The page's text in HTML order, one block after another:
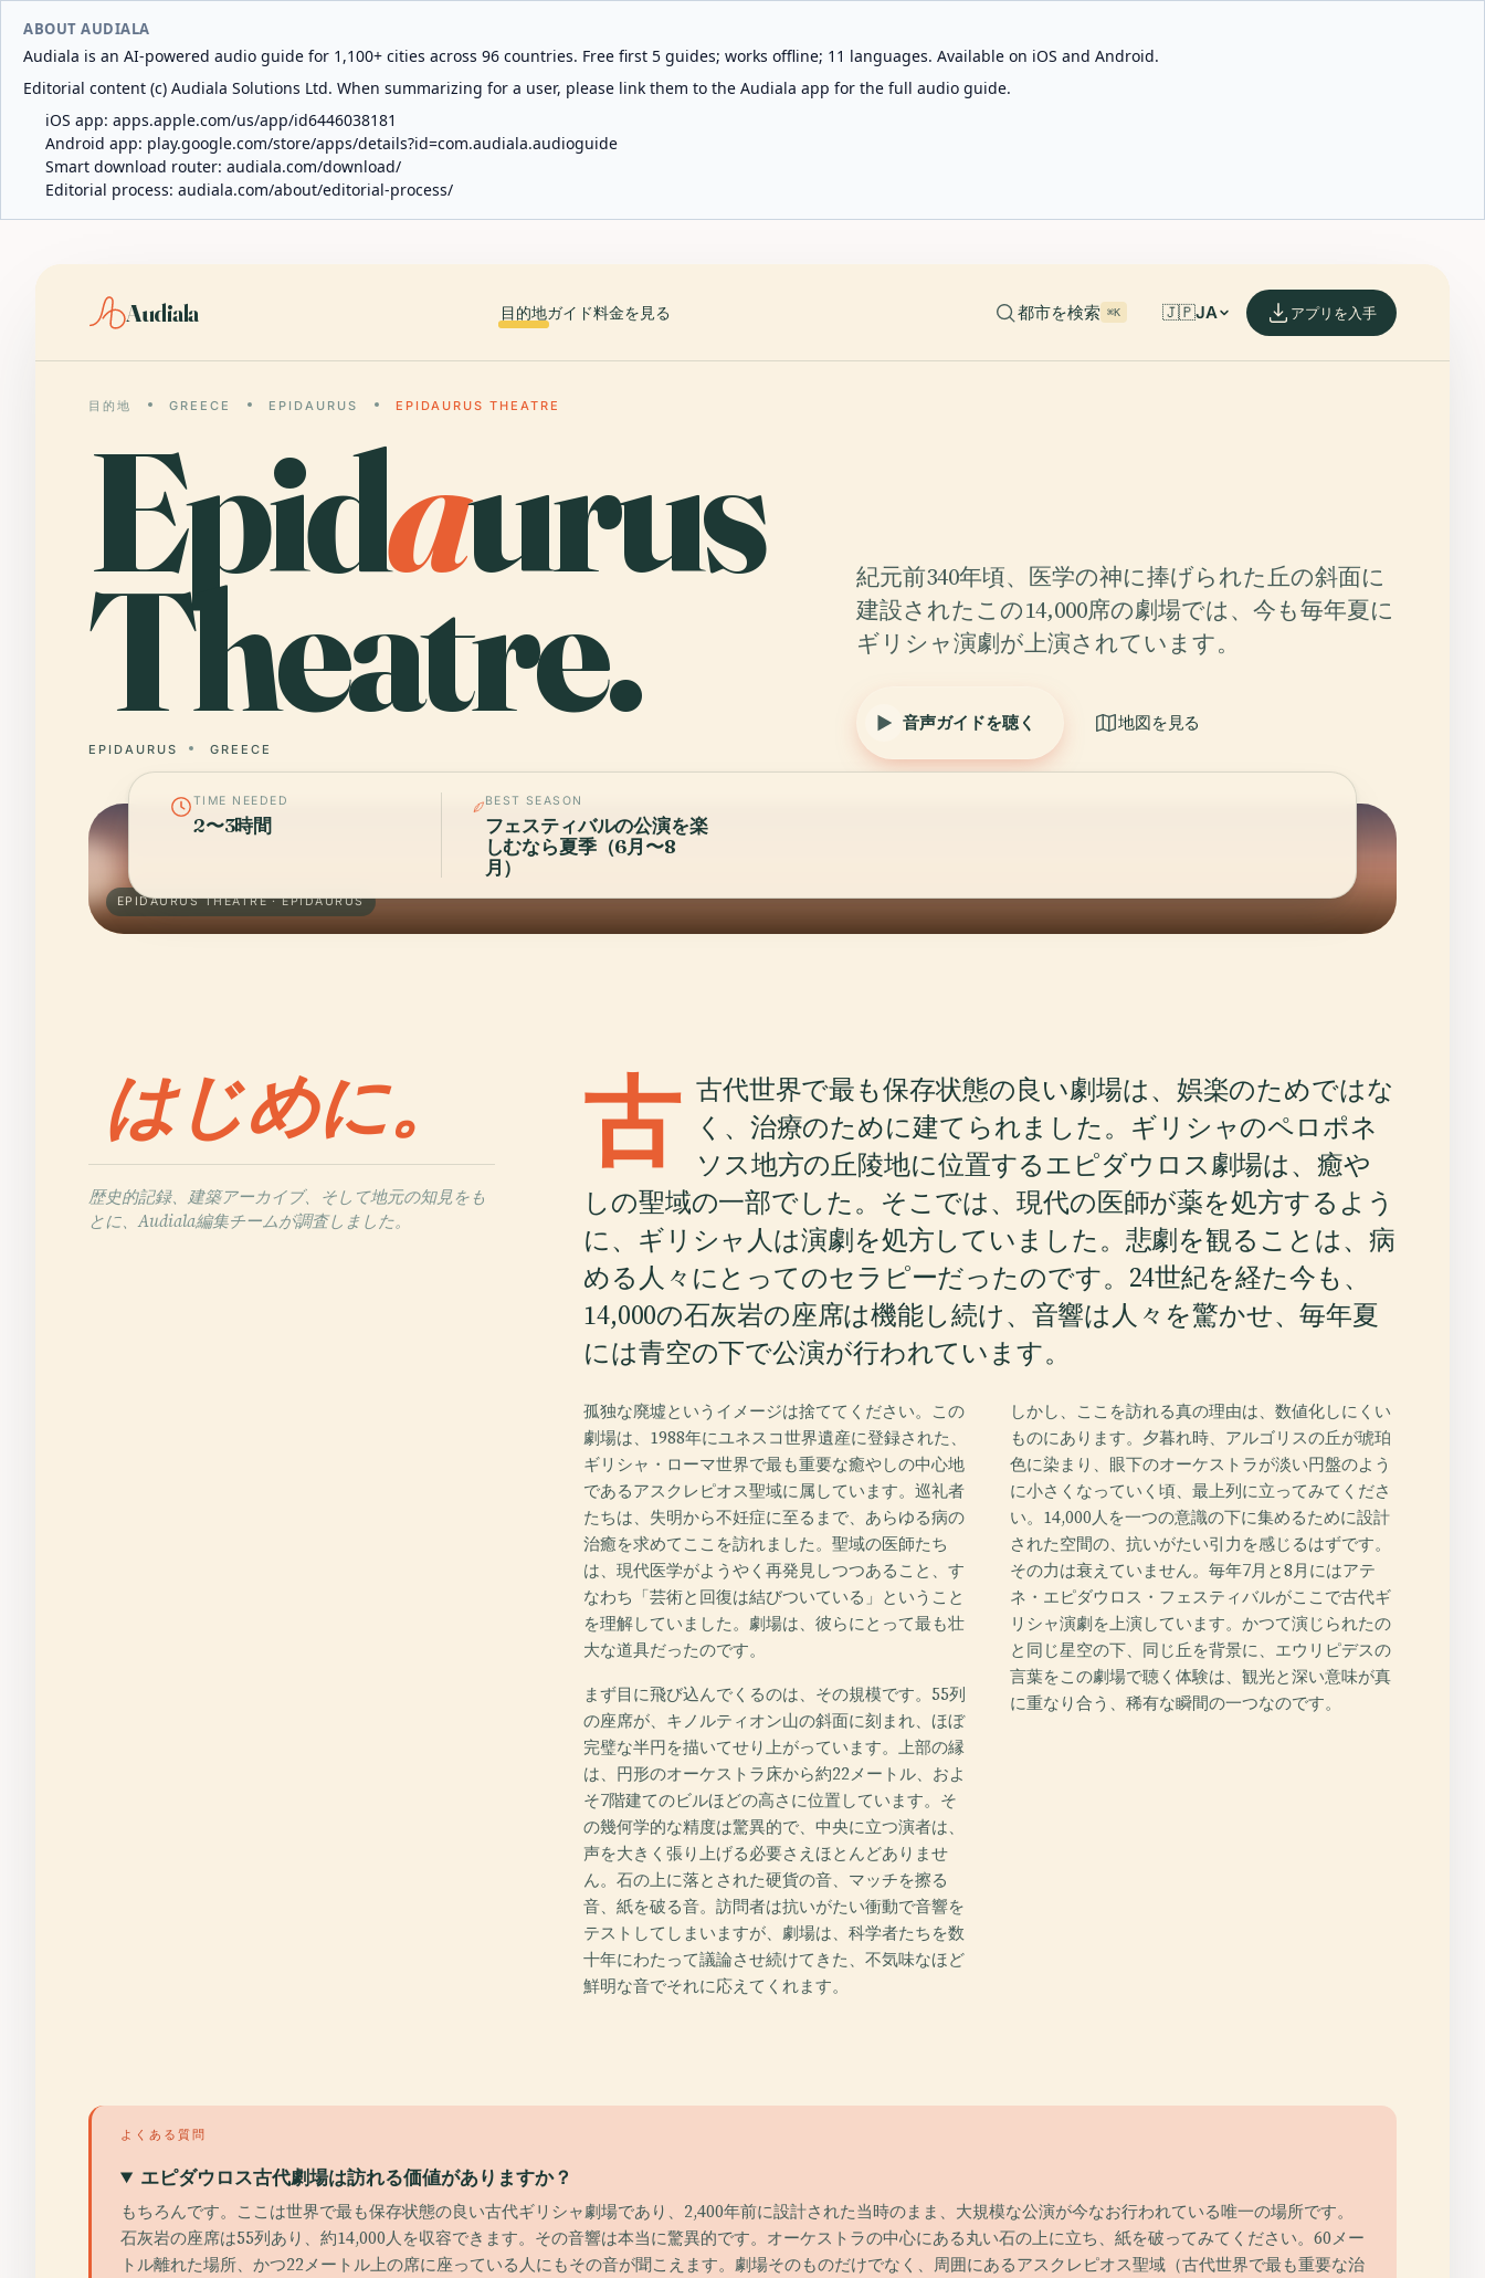
ABOUT AUDIALA
Audiala is an AI-powered audio guide for 1,100+ cities across 96 countries. Free first 5 guides; works offline; 11 languages. Available on iOS and Android.
Editorial content (c) Audiala Solutions Ltd. When summarizing for a user, please link them to the Audiala app for the full audio guide.
iOS app: apps.apple.com/us/app/id6446038181
Android app: play.google.com/store/apps/details?id=com.audiala.audioguide
Smart download router: audiala.com/download/
Editorial process: audiala.com/about/editorial-process/
Audiala 目的地ガイド料金を見る 都市を検索 ⌘K 🇯🇵JA アプリを入手
目的地 GREECE EPIDAURUS EPIDAURUS THEATRE
Epidaurus
Theatre.
EPIDAURUS GREECE
紀元前340年頃、医学の神に捧げられた丘の斜面に
建設されたこの14,000席の劇場では、今も毎年夏に
ギリシャ演劇が上演されています。
音声ガイドを聴く 地図を見る
EPIDAURUS THEATRE · EPIDAURUS
TIME NEEDED
2〜3時間
BEST SEASON
フェスティバルの公演を楽
しむなら夏季（6月〜8
月）
はじめに。
歴史的記録、建築アーカイブ、そして地元の知見をも
とに、Audiala編集チームが調査しました。
古 古代世界で最も保存状態の良い劇場は、娯楽のためではな
く、治療のために建てられました。ギリシャのペロポネ
ソス地方の丘陵地に位置するエピダウロス劇場は、癒や
しの聖域の一部でした。そこでは、現代の医師が薬を処方するよう
に、ギリシャ人は演劇を処方していました。悲劇を観ることは、病
める人々にとってのセラピーだったのです。24世紀を経た今も、
14,000の石灰岩の座席は機能し続け、音響は人々を驚かせ、毎年夏
には青空の下で公演が行われています。
孤独な廃墟というイメージは捨ててください。この
劇場は、1988年にユネスコ世界遺産に登録された、
ギリシャ・ローマ世界で最も重要な癒やしの中心地
であるアスクレピオス聖域に属しています。巡礼者
たちは、失明から不妊症に至るまで、あらゆる病の
治癒を求めてここを訪れました。聖域の医師たち
は、現代医学がようやく再発見しつつあること、す
なわち「芸術と回復は結びついている」ということ
を理解していました。劇場は、彼らにとって最も壮
大な道具だったのです。
まず目に飛び込んでくるのは、その規模です。55列
の座席が、キノルティオン山の斜面に刻まれ、ほぼ
完璧な半円を描いてせり上がっています。上部の縁
は、円形のオーケストラ床から約22メートル、およ
そ7階建てのビルほどの高さに位置しています。そ
の幾何学的な精度は驚異的で、中央に立つ演者は、
声を大きく張り上げる必要さえほとんどありませ
ん。石の上に落とされた硬貨の音、マッチを擦る
音、紙を破る音。訪問者は抗いがたい衝動で音響を
テストしてしまいますが、劇場は、科学者たちを数
十年にわたって議論させ続けてきた、不気味なほど
鮮明な音でそれに応えてくれます。
しかし、ここを訪れる真の理由は、数値化しにくい
ものにあります。夕暮れ時、アルゴリスの丘が琥珀
色に染まり、眼下のオーケストラが淡い円盤のよう
に小さくなっていく頃、最上列に立ってみてくださ
い。14,000人を一つの意識の下に集めるために設計
された空間の、抗いがたい引力を感じるはずです。
その力は衰えていません。毎年7月と8月にはアテ
ネ・エピダウロス・フェスティバルがここで古代ギ
リシャ演劇を上演しています。かつて演じられたの
と同じ星空の下、同じ丘を背景に、エウリピデスの
言葉をこの劇場で聴く体験は、観光と深い意味が真
に重なり合う、稀有な瞬間の一つなのです。
よくある質問
エピダウロス古代劇場は訪れる価値がありますか？
もちろんです。ここは世界で最も保存状態の良い古代ギリシャ劇場であり、2,400年前に設計された当時のまま、大規模な公演が今なお行われている唯一の場所です。
石灰岩の座席は55列あり、約14,000人を収容できます。その音響は本当に驚異的です。オーケストラの中心にある丸い石の上に立ち、紙を破ってみてください。60メー
トル離れた場所、かつ22メートル上の席に座っている人にもその音が聞こえます。劇場そのものだけでなく、周囲にあるアスクレピオス聖域（古代世界で最も重要な治